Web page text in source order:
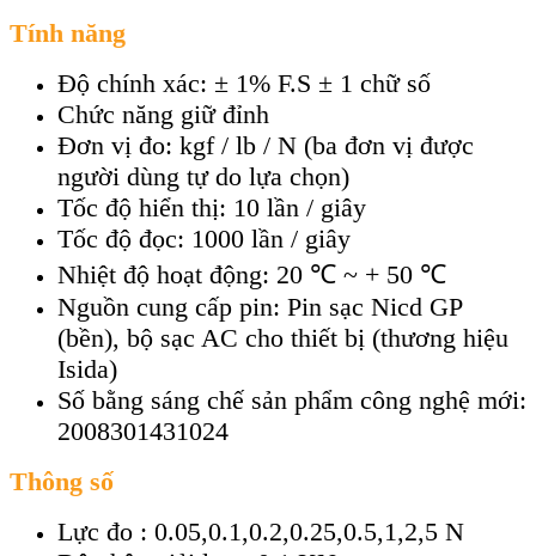
Tính năng
Độ chính xác: ± 1% F.S ± 1 chữ số
Chức năng giữ đỉnh
Đơn vị đo: kgf / lb / N (ba đơn vị được
người dùng tự do lựa chọn)
Tốc độ hiển thị: 10 lần / giây
Tốc độ đọc: 1000 lần / giây
Nhiệt độ hoạt động: 20 ℃ ~ + 50 ℃
Nguồn cung cấp pin: Pin sạc Nicd GP
(bền), bộ sạc AC cho thiết bị (thương hiệu
Isida)
Số bằng sáng chế sản phẩm công nghệ mới:
2008301431024
Thông số
Lực đo : 0.05,0.1,0.2,0.25,0.5,1,2,5 N